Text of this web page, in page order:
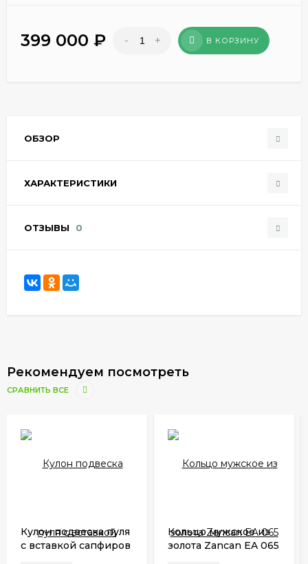
399 000 ₽ - + В КОРЗИНУ
ОБЗОР
ХАРАКТЕРИСТИКИ
ОТЗЫВЫ 0
Рекомендуем посмотреть
СРАВНИТЬ ВСЕ
Кулон подвеска пуля
с вставкой сапфиров
Кольцо мужское из
золота Zancan EA 065